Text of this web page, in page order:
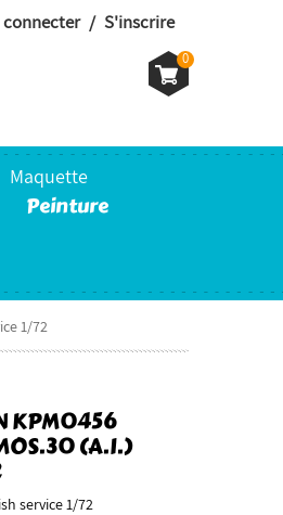
/ S'inscrire
0
Maquette
Peinture
1/72
KPM0456
(A.I.)
service 1/72